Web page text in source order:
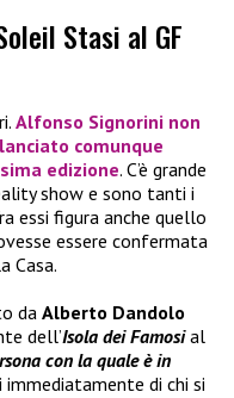
Stasi al GF
Alfonso Signorini non
comunque
edizione. C’è grande
show e sono tanti i
essi figura anche quello
essere confermata
Casa.
daAlberto Dandolo
dell’Isola dei Famosial
con la quale è in
immediatamente di chi si